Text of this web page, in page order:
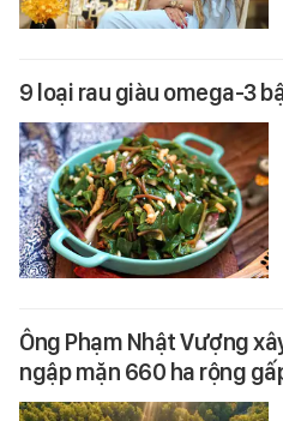
9 loại rau giàu omega-3
Ông Phạm Nhật Vượng
ngập mặn 660 ha rộng